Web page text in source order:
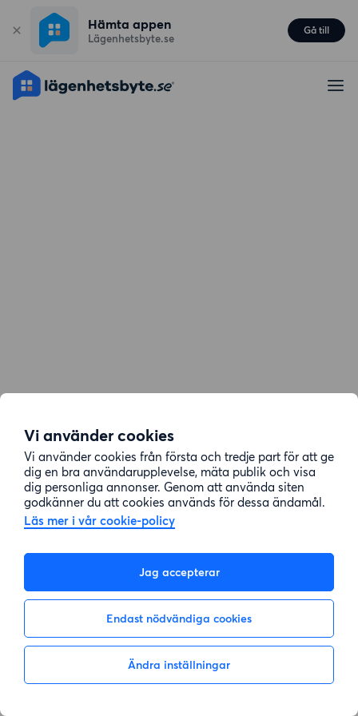
Vi använder cookies
Vi använder cookies från första och tredje part för att ge
dig en bra användarupplevelse, mäta publik och visa
dig personliga annonser. Genom att använda siten
godkänner du att cookies används för dessa ändamål.
Läs mer i vår cookie-policy
Jag accepterar
Endast nödvändiga cookies
Ändra inställningar
Hämta appen
Lägenhetsbyte.se
Gå till